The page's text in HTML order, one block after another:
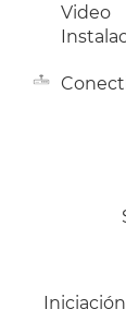
Video